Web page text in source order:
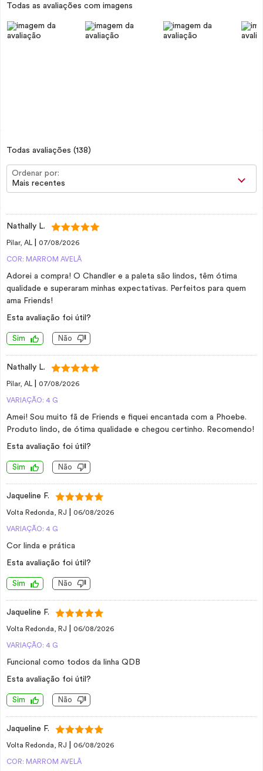
Todas as avaliações com imagens
Todas avaliações (138)
Ordenar por:
Mais recentes
Nathally L.
Pilar, AL 07/08/2026
COR: MARROM AVELÂ
Adorei a compra! O Chandler e a paleta são lindos, têm ótima
qualidade e superaram minhas expectativas. Perfeitos para quem
ama Friends!
Esta avaliação foi útil?
Sim Não
Nathally L.
Pilar, AL 07/08/2026
VARIAÇÃO: 4 G
Amei! Sou muito fã de Friends e fiquei encantada com a Phoebe.
Produto lindo, de ótima qualidade e chegou certinho. Recomendo!
Esta avaliação foi útil?
Sim Não
Jaqueline F.
Volta Redonda, RJ 06/08/2026
VARIAÇÃO: 4 G
Cor linda e prática
Esta avaliação foi útil?
Sim Não
Jaqueline F.
Volta Redonda, RJ 06/08/2026
VARIAÇÃO: 4 G
Funcional como todos da linha QDB
Esta avaliação foi útil?
Sim Não
Jaqueline F.
Volta Redonda, RJ 06/08/2026
COR: MARROM AVELÂ